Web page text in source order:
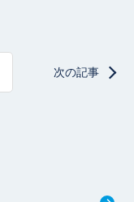
次の記事